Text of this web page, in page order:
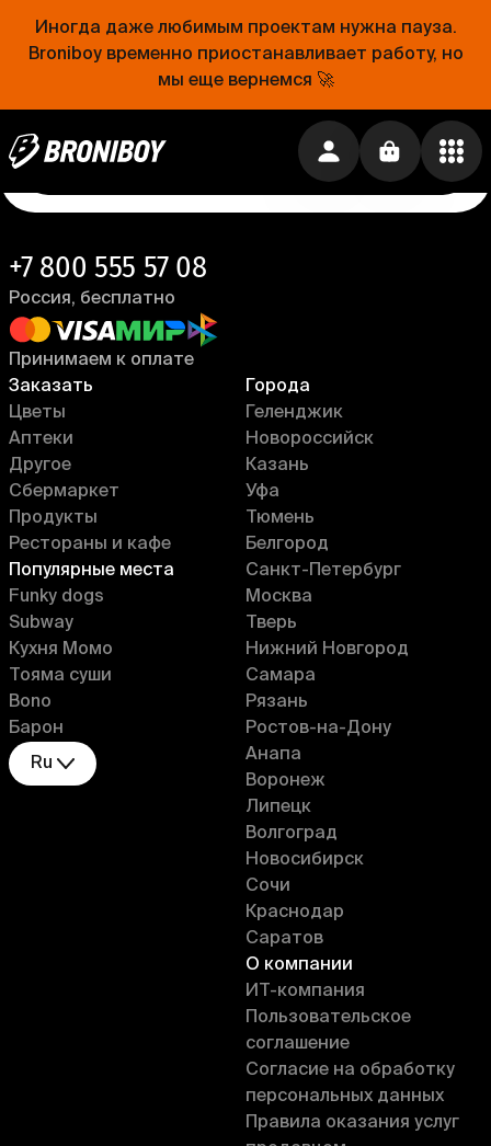
Иногда даже любимым проектам нужна пауза.
Broniboy временно приостанавливает работу, но
мы еще вернемся 🚀
Проще, чем открыть холодильник
Еда уже близко. Устанавливай приложение
Broniboy и закажи еду из любимого ресторана
Установить приложение →
Заказать
Цветы
Аптеки
Другое
Сбермаркет
Продукты
Рестораны и кафе
Популярные места
Funky dogs
Subway
Кухня Момо
Тояма суши
Bono
Барон
Ru
Города
Геленджик
Новороссийск
Казань
Уфа
Тюмень
Белгород
Санкт-Петербург
Москва
Тверь
Нижний Новгород
Самара
Рязань
Ростов-на-Дону
Анапа
Воронеж
Липецк
Волгоград
Новосибирск
Сочи
Краснодар
Саратов
О компании
ИT-компания
Пользовательское
соглашение
Согласие на обработку
персональных данных
Правила оказания услуг
+7 800 555 57 08
Россия, бесплатно
Принимаем к оплате